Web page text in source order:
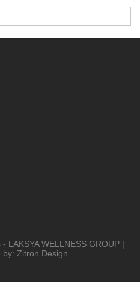
LAKSYA WELLNESS GROUP |
by: Zitron Design